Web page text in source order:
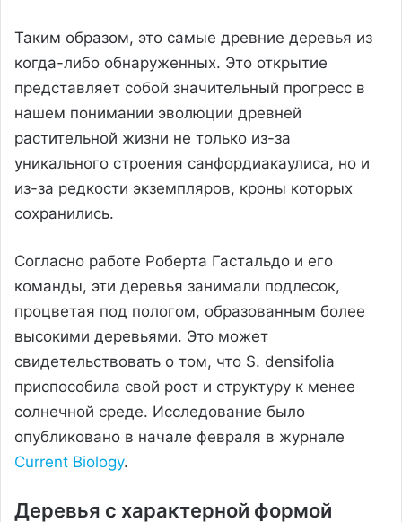
Таким образом, это самые древние деревья из
когда-либо обнаруженных. Это открытие
представляет собой значительный прогресс в
нашем понимании эволюции древней
растительной жизни не только из-за
уникального строения санфордиакаулиса, но и
из-за редкости экземпляров, кроны которых
сохранились.
Согласно работе Роберта Гастальдо и его
команды, эти деревья занимали подлесок,
процветая под пологом, образованным более
высокими деревьями. Это может
свидетельствовать о том, что S. densifolia
приспособила свой рост и структуру к менее
солнечной среде. Исследование было
опубликовано в начале февраля в журнале
Current Biology.
Деревья с характерной формой